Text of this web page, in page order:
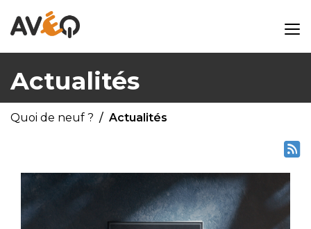
Actualités
Quoi de neuf ? Actualités